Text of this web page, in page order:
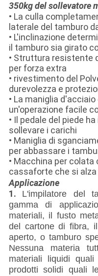
350kg del sollevatore
• La culla
laterale del tamburo
• L'inclinazione
il tamburo sia girato
• Struttura resistente
per forza extra
• rivestimento del
durevolezza e
• La maniglia
un'operazione facile
• Il pedale del piede
sollevare i carichi
• Maniglia di
per abbassare i
• Macchina per
cassaforte che si
Applicazione
1. L'impilatore del
gamma di
materiali, il fusto
del cartone di fibra,
aperto, o tamburo
Nessuna materia
materiali liquidi
prodotti solidi quali